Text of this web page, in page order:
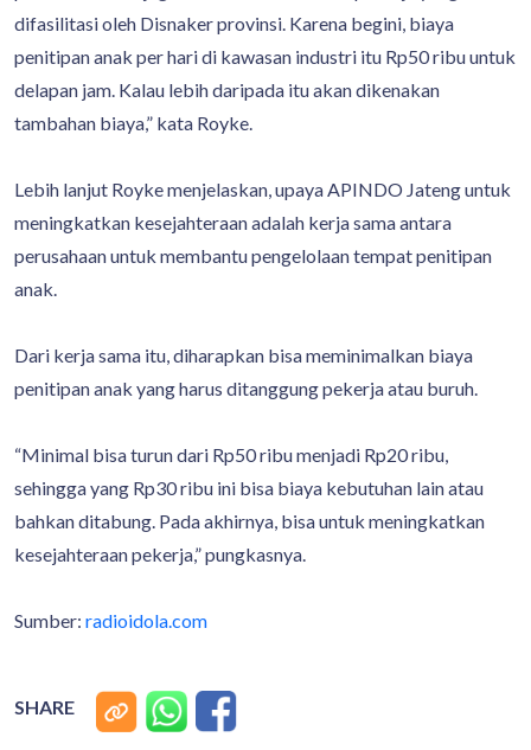
difasilitasi oleh Disnaker provinsi. Karena begini, biaya
penitipan anak per hari di kawasan industri itu Rp50 ribu untuk
delapan jam. Kalau lebih daripada itu akan dikenakan
tambahan biaya,” kata Royke.
Lebih lanjut Royke menjelaskan, upaya APINDO Jateng untuk
meningkatkan kesejahteraan adalah kerja sama antara
perusahaan untuk membantu pengelolaan tempat penitipan
anak.
Dari kerja sama itu, diharapkan bisa meminimalkan biaya
penitipan anak yang harus ditanggung pekerja atau buruh.
“Minimal bisa turun dari Rp50 ribu menjadi Rp20 ribu,
sehingga yang Rp30 ribu ini bisa biaya kebutuhan lain atau
bahkan ditabung. Pada akhirnya, bisa untuk meningkatkan
kesejahteraan pekerja,” pungkasnya.
Sumber: radioidola.com
SHARE